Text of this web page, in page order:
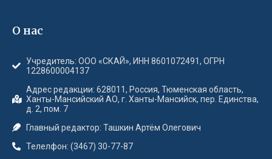
О нас
Учредитель: ООО «СКАЙ», ИНН 8601072491, ОГРН
1228600004137
Адрес редакции: 628011, Россия, Тюменская область,
Ханты-Мансийский АО, г. Ханты-Мансийск, пер. Единства,
д. 2, пом. 7
Главный редактор: Ташкин Артём Олегович
Телелфон: (3467) 30-77-87